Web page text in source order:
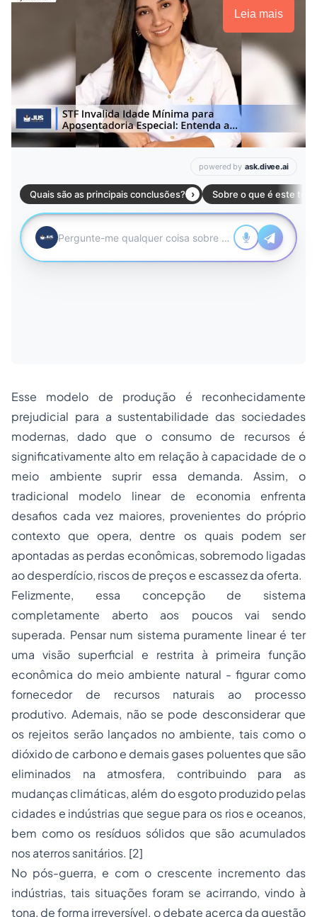
Leia mais
Esse modelo de produção é reconhecidamente
prejudicial para a sustentabilidade das sociedades
modernas, dado que o consumo de recursos é
significativamente alto em relação à capacidade de o
meio ambiente suprir essa demanda. Assim, o
tradicional modelo linear de economia enfrenta
desafios cada vez maiores, provenientes do próprio
contexto que opera, dentre os quais podem ser
apontadas as perdas econômicas, sobremodo ligadas
ao desperdício, riscos de preços e escassez da oferta.
Felizmente, essa concepção de sistema
completamente aberto aos poucos vai sendo
superada. Pensar num sistema puramente linear é ter
uma visão superficial e restrita à primeira função
econômica do meio ambiente natural - figurar como
fornecedor de recursos naturais ao processo
produtivo. Ademais, não se pode desconsiderar que
os rejeitos serão lançados no ambiente, tais como o
dióxido de carbono e demais gases poluentes que são
eliminados na atmosfera, contribuindo para as
mudanças climáticas, além do esgoto produzido pelas
cidades e indústrias que segue para os rios e oceanos,
bem como os resíduos sólidos que são acumulados
nos aterros sanitários. [2]
No pós-guerra, e com o crescente incremento das
indústrias, tais situações foram se acirrando, vindo à
tona, de forma irreversível, o debate acerca da questão